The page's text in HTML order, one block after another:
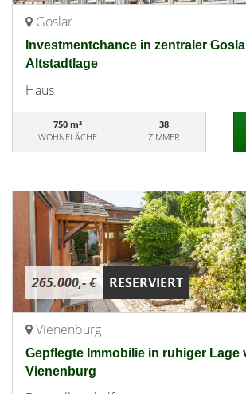
Goslar
Investmentchance in zentraler
Altstadtlage
Haus
750 m²
WOHNFLÄCHE
38
ZIMMER
265.000,- € RESERVIERT
Vienenburg
Gepflegte Immobilie in ruhiger Lage
Vienenburg